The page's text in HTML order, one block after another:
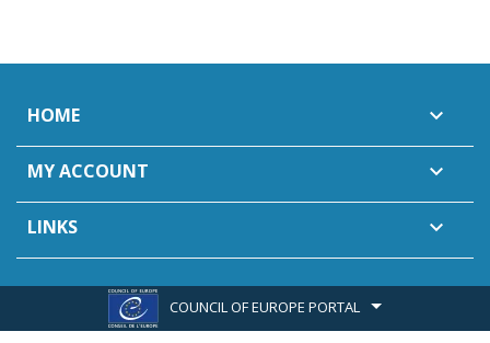
HOME 
MY ACCOUNT 
LINKS 
COUNCIL OF EUROPE PORTAL